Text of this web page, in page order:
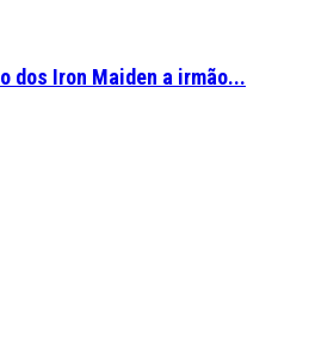
dos Iron Maiden a irmão...